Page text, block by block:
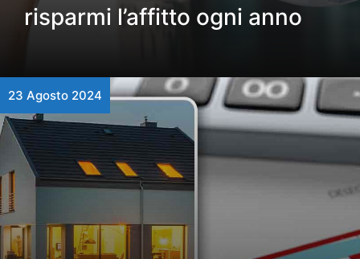
risparmi l’affitto ogni anno
23 Agosto 2024